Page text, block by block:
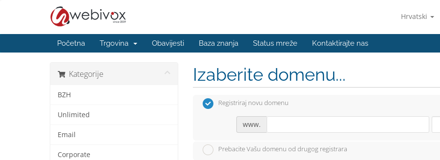
Hrvatski
Početna Trgovina Obavijesti Baza znanja Status mreže Kontaktirajte nas
Kategorije
BZH
Unlimited
Email
Corporate
Izaberite domenu...
Registriraj novu domenu
www.
Prebacite Vašu domenu od drugog registrara